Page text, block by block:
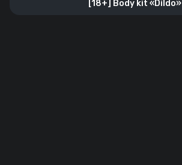
[18+] Body kit «Dildo»